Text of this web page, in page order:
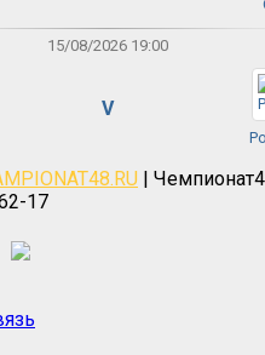
15/08/2026 19:00
V
|
17